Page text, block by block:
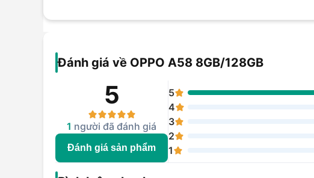
Đánh giá về OPPO A58 8GB/128GB
5
1 người đã đánh giá
Đánh giá sản phẩm
5
4
3
2
1